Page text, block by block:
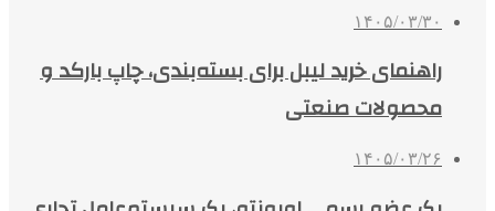
۱۴۰۵/۰۳/۳۰
راهنمای خرید لیبل برای بسته‌بندی، چاپ بارکد و
محصولات صنعتی
۱۴۰۵/۰۳/۲۶